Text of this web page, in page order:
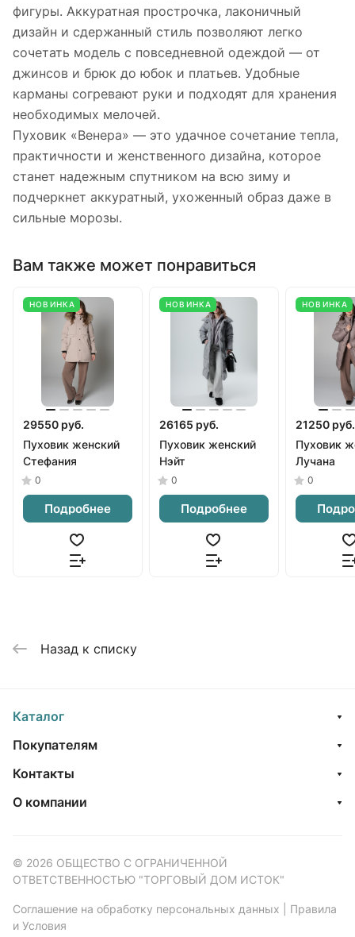
фигуры. Аккуратная прострочка, лаконичный
дизайн и сдержанный стиль позволяют легко
сочетать модель с повседневной одеждой — от
джинсов и брюк до юбок и платьев. Удобные
карманы согревают руки и подходят для хранения
необходимых мелочей.
Пуховик «Венера» — это удачное сочетание тепла,
практичности и женственного дизайна, которое
станет надежным спутником на всю зиму и
подчеркнет аккуратный, ухоженный образ даже в
сильные морозы.
Вам также может понравиться
НОВИНКА
29550 руб.
Пуховик женский
Стефания
0
Подробнее
НОВИНКА
26165 руб.
Пуховик женский
Нэйт
0
Подробнее
НОВИНКА
21250 руб.
Пуховик
Лучана
0
Назад к списку
Каталог
Покупателям
Контакты
О компании
© 2026 ОБЩЕСТВО С ОГРАНИЧЕННОЙ
ОТВЕТСТВЕННОСТЬЮ "ТОРГОВЫЙ ДОМ ИСТОК"
Соглашение на обработку персональных данных
Правила
и Условия